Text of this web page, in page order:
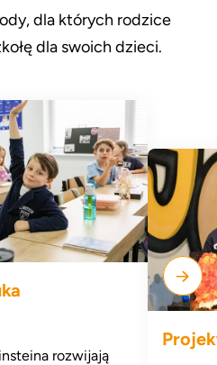
dla których rodzice
dla swoich dzieci.
rozwijają